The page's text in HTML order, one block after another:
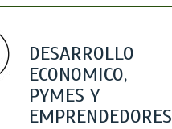
DESARROLLO
ECONOMICO,
PYMES Y
EMPRENDEDORES